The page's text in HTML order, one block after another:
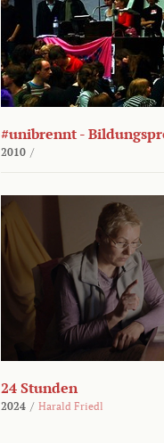
#unibrennt -
2010 /
24 Stunden
2024 / Harald Friedl